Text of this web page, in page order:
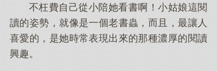
不枉費自己從小陪她看書啊！小姑娘這閱
讀的姿勢，就像是一個老書蟲，而且，最讓人
喜愛的，是她時常表現出來的那種濃厚的閱讀
興趣。